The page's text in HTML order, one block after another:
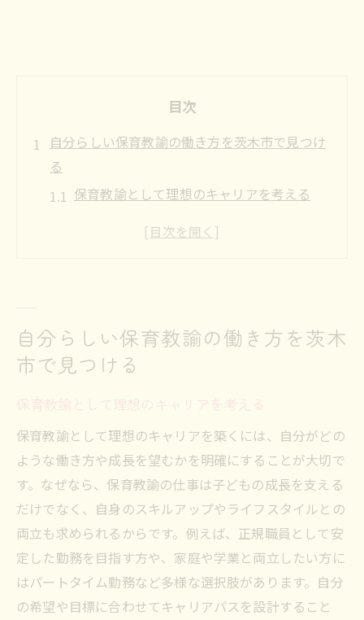
目次
自分らしい保育教諭の働き方を茨木市で見つけ
る
保育教諭として理想のキャリアを考える
茨木市で活躍する保育教諭の魅力を知る
自分に合う保育教諭求人の見極め方
保育教諭求人の条件比較で理想の職場選びを
勤務時間や休日制度を比較する方法
保育教諭求人で注目すべき条件一覧
福利厚生充実の保育教諭求人を探すコツ
保育教諭の条件比較で失敗しない選び方
茨木市で保育教諭として再スタートする方法
ブランク明け保育教諭の復職サポート
茨木市で再就職が叶う求人の探し方
自分らしい保育教諭の働き方を茨木
市で見つける
保育教諭として理想のキャリアを考える
保育教諭として理想のキャリアを築くには、自分がどの
ような働き方や成長を望むかを明確にすることが大切で
す。なぜなら、保育教諭の仕事は子どもの成長を支える
だけでなく、自身のスキルアップやライフスタイルとの
両立も求められるからです。例えば、正規職員として安
定した勤務を目指す方や、家庭や学業と両立したい方に
はパートタイム勤務など多様な選択肢があります。自分
の希望や目標に合わせてキャリアパスを設計すること